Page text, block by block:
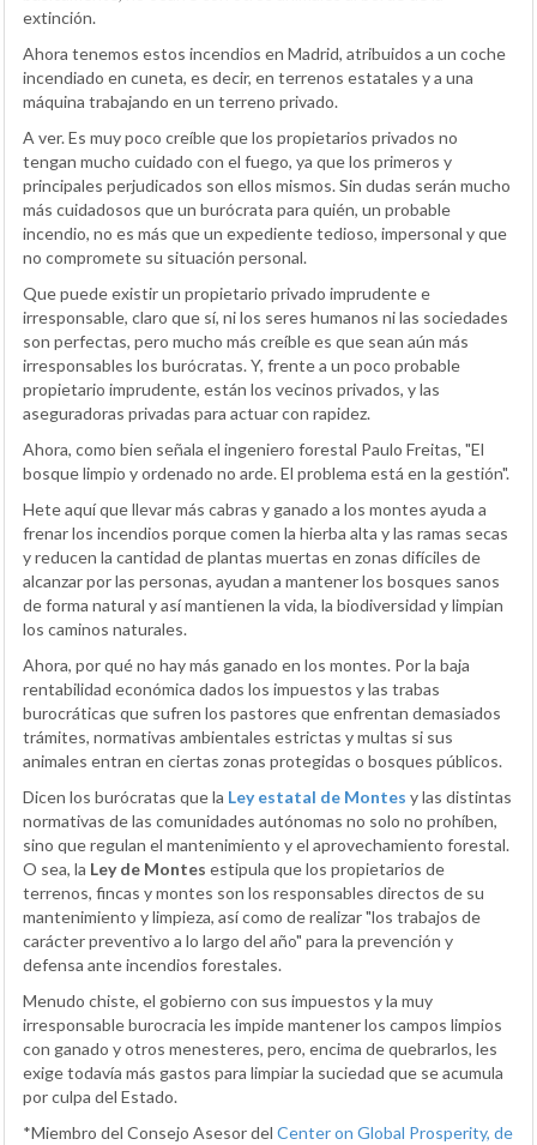
extinción.
Ahora tenemos estos incendios en Madrid, atribuidos a un coche
incendiado en cuneta, es decir, en terrenos estatales y a una
máquina trabajando en un terreno privado.
A ver. Es muy poco creíble que los propietarios privados no
tengan mucho cuidado con el fuego, ya que los primeros y
principales perjudicados son ellos mismos. Sin dudas serán mucho
más cuidadosos que un burócrata para quién, un probable
incendio, no es más que un expediente tedioso, impersonal y que
no compromete su situación personal.
Que puede existir un propietario privado imprudente e
irresponsable, claro que sí, ni los seres humanos ni las sociedades
son perfectas, pero mucho más creíble es que sean aún más
irresponsables los burócratas. Y, frente a un poco probable
propietario imprudente, están los vecinos privados, y las
aseguradoras privadas para actuar con rapidez.
Ahora, como bien señala el ingeniero forestal Paulo Freitas, "El
bosque limpio y ordenado no arde. El problema está en la gestión".
Hete aquí que llevar más cabras y ganado a los montes ayuda a
frenar los incendios porque comen la hierba alta y las ramas secas
y reducen la cantidad de plantas muertas en zonas difíciles de
alcanzar por las personas, ayudan a mantener los bosques sanos
de forma natural y así mantienen la vida, la biodiversidad y limpian
los caminos naturales.
Ahora, por qué no hay más ganado en los montes. Por la baja
rentabilidad económica dados los impuestos y las trabas
burocráticas que sufren los pastores que enfrentan demasiados
trámites, normativas ambientales estrictas y multas si sus
animales entran en ciertas zonas protegidas o bosques públicos.
Dicen los burócratas que la Ley estatal de Montes y las distintas
normativas de las comunidades autónomas no solo no prohíben,
sino que regulan el mantenimiento y el aprovechamiento forestal.
O sea, la Ley de Montes estipula que los propietarios de
terrenos, fincas y montes son los responsables directos de su
mantenimiento y limpieza, así como de realizar "los trabajos de
carácter preventivo a lo largo del año" para la prevención y
defensa ante incendios forestales.
Menudo chiste, el gobierno con sus impuestos y la muy
irresponsable burocracia les impide mantener los campos limpios
con ganado y otros menesteres, pero, encima de quebrarlos, les
exige todavía más gastos para limpiar la suciedad que se acumula
por culpa del Estado.
*Miembro del Consejo Asesor del Center on Global Prosperity, de